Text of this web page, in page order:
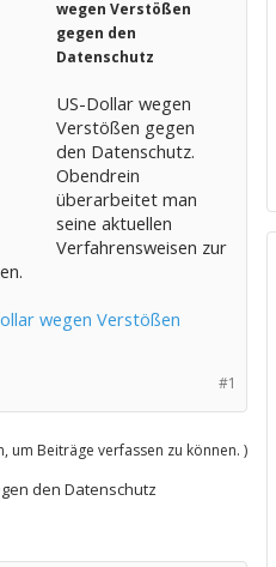
wegen Verstößen
gegen den
Datenschutz
US-Dollar wegen
Verstößen gegen
den Datenschutz.
Obendrein
überarbeitet man
seine aktuellen
Verfahrensweisen zur
wegen Verstößen
#1
Beiträge verfassen zu können. )
den Datenschutz